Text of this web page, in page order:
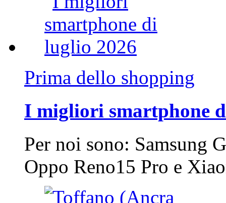
Prima dello shopping
I migliori smartphone
Per noi sono: Samsung
Oppo Reno15 Pro e